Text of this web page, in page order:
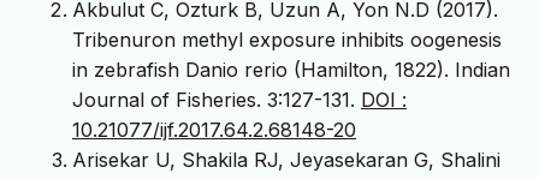
Akbulut C, Ozturk B, Uzun A, Yon N.D (2017).
Tribenuron methyl exposure inhibits oogenesis
in zebrafish Danio rerio (Hamilton, 1822). Indian
Journal of Fisheries. 3:127-131. DOI :
10.21077/ijf.2017.64.2.68148-20
Arisekar U, Shakila RJ, Jeyasekaran G, Shalini